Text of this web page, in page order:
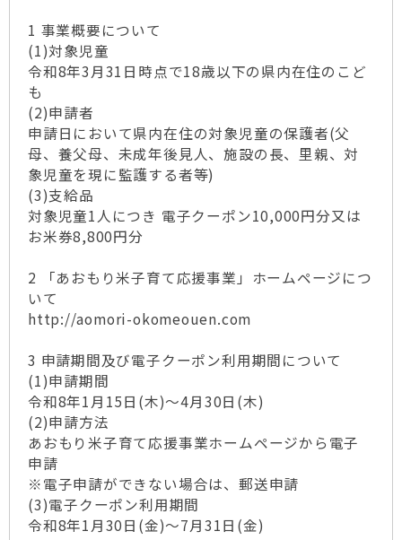
1 事業概要について
(1)対象児童
令和8年3月31日時点で18歳以下の県内在住のこど
も
(2)申請者
申請日において県内在住の対象児童の保護者(父
母、養父母、未成年後見人、施設の長、里親、対
象児童を現に監護する者等)
(3)支給品
対象児童1人につき 電子クーポン10,000円分又は
お米券8,800円分
2 「あおもり米子育て応援事業」ホームページにつ
いて
http://aomori-okomeouen.com
3 申請期間及び電子クーポン利用期間について
(1)申請期間
令和8年1月15日(木)～4月30日(木)
(2)申請方法
あおもり米子育て応援事業ホームページから電子
申請
※電子申請ができない場合は、郵送申請
(3)電子クーポン利用期間
令和8年1月30日(金)～7月31日(金)